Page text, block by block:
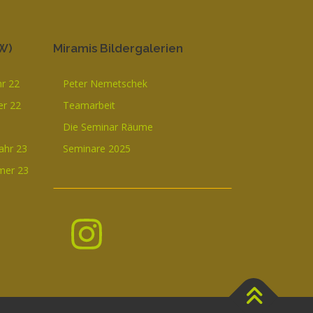
22
22
23
23
Miramis Bildergalerien
Peter Nemetschek
Teamarbeit
Die Seminar Räume
Seminare 2025